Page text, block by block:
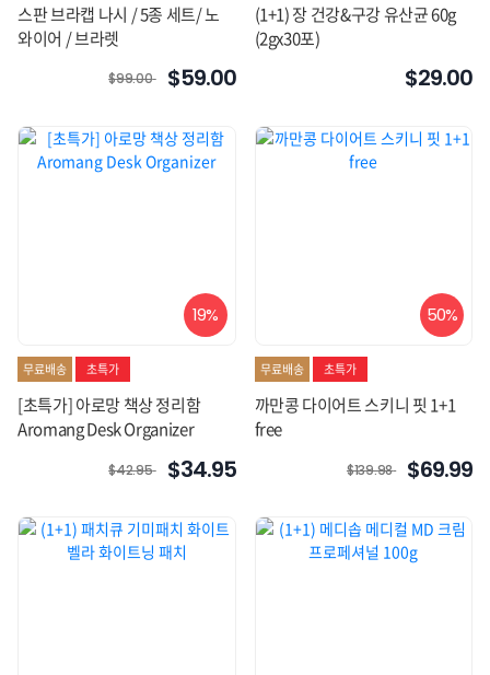
스판 브라캡 나시 / 5종 세트/ 노
와이어 / 브라렛
$99.00 $59.00
(1+1) 장 건강&구강 유산균 60g
(2gx30포)
$29.00
19%
무료배송 초특가
[초특가] 아로망 책상 정리함
Aromang Desk Organizer
$42.95 $34.95
50%
무료배송 초특가
까만콩 다이어트 스키니 핏 1+1
free
$139.98 $69.99